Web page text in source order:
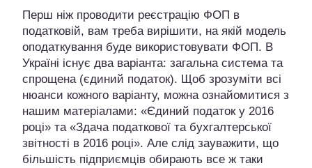
Перш ніж проводити реєстрацію ФОП в
податковій, вам треба вирішити, на якій модель
оподаткування буде використовувати ФОП. В
Україні існує два варіанта: загальна система та
спрощена (єдиний податок). Щоб зрозуміти всі
нюанси кожного варіанту, можна ознайомитися з
нашим матеріалами: «Єдиний податок у 2016
році» та «Здача податкової та бухгалтерської
звітності в 2016 році». Але слід зауважити, що
більшість підприємців обирають все ж таки